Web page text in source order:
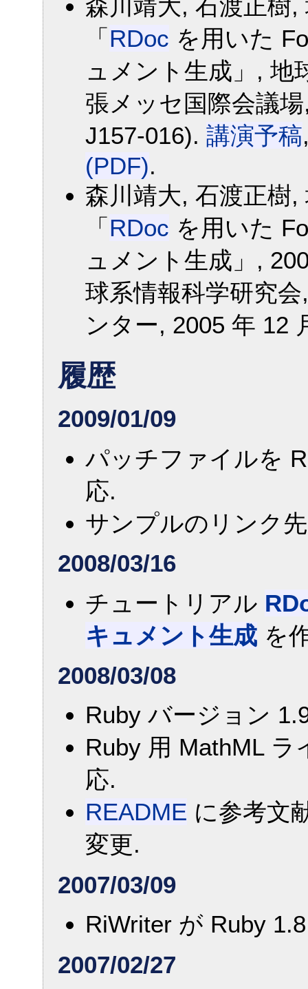
森川靖大, 石渡正樹
「 RDoc を用いた
ュメント生成」, 地
張メッセ国際会議
J157-016).講演予稿
(PDF).
森川靖大, 石渡正樹
「 RDoc を用いた
ュメント生成」,
球系情報科学研究
ンター, 2005 年 12
履歴
2009/01/09
パッチファイルを
応.
サンプルのリンク
2008/03/16
チュートリアル
キュメント生成 を
2008/03/08
Ruby バージョン
Ruby 用 MathML
応.
README に参考文
変更.
2007/03/09
RiWriter が Ruby
2007/02/27